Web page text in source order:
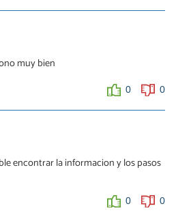
muy bien
0 0
encontrar la informacion y los pasos
0 0